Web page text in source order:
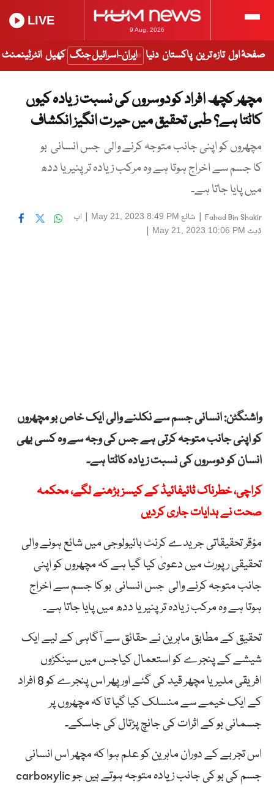
9 Aug, 2026
LIVE
صفحۂ اول تازہ ترین پاکستان دنیا ایران-اسرائیل جنگ کھیل انٹرٹینمنٹ
مچھر کچھ افراد کو دوسروں کی نسبت زیادہ کیوں
کاٹتا ہے؟ طبی تحقیق میں حیرت انگیز انکشاف
مچھروں کو اپنی جانب متوجہ کرنے والی جس انسانی بو
کا جسم سے اخراج ہوتا ہے وہ مرکب زیادہ تر پنیر یا ددھ
میں پایا جاتا ہے۔
Fahad Bin Shakir
| شائع May 21, 2023 8:49 PM
| اپ
ڈیٹ May 21, 2023 10:06 PM
|
واشنگٹن: انسانی جسم سے نکلنے والی ایک خاص بو مچھروں
کو اپنی جانب متوجہ کرتی ہے جس کی وجہ سے وہ کسی بھی
انسان کو دوسروں کی نسبت زیادہ کاٹتا ہے۔
کراچی، خطرناک ٹائیفائیڈ کے کیسز بڑھنے لگے، محکمہ
صحت نے ہدایات جاری کردیں
مؤقر تحقیقاتی جریدے کرنٹ بائیولوجی میں شائع ہونے والی
تحقیقی رپورٹ میں دعویٰ کیا گیا ہے کہ مچھروں کو اپنی
جانب متوجہ کرنے والی جس انسانی بو کا جسم سے اخراج
ہوتا ہے وہ مرکب زیادہ تر پنیر یا ددھ میں پایا جاتا ہے۔
تحقیق کے مطابق ماہرین نے حقائق سے آگاہی کے لیے ایک
شیشے کے پنجرے کو استعمال کیاجس میں سینکڑوں
افریقی ملیریا مچھر قید کی گئے اور پھر اس پنجرے کو 8 افراد
کے ایک خیمے سے منسلک کیا گیا تا کہ مچھروں پر
جسمانی بو کے اثرات کی جانچ پڑتال کی جاسکے۔
اس تجربے کے دوران ماہرین کو علم ہوا کہ مچھر اس انسانی
جسم کی بو کی جانب زیادہ متوجہ ہوتے ہیں جو carboxylic